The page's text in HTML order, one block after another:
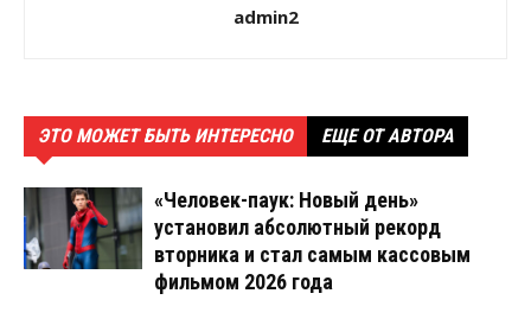
admin2
ЭТО МОЖЕТ БЫТЬ ИНТЕРЕСНО ЕЩЕ ОТ АВТОРА
«Человек-паук: Новый день»
установил абсолютный рекорд
вторника и стал самым кассовым
фильмом 2026 года